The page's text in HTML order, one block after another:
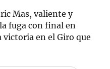
Mas, valiente y
fuga con final en
victoria en el Giro que